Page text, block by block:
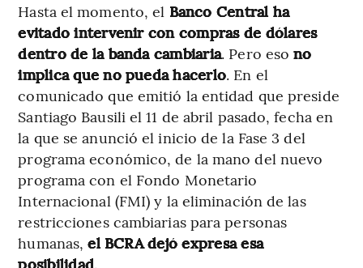
Hasta el momento, el Banco Central ha
evitado intervenir con compras de dólares
dentro de la banda cambiaria. Pero esono
implica que no pueda hacerlo. En el
comunicado que emitió la entidad que preside
Santiago Bausili el 11 de abril pasado, fecha en
la que se anunció el inicio de la Fase 3 del
programa económico, de la mano del nuevo
programa con el Fondo Monetario
Internacional (FMI) y la eliminación de las
restricciones cambiarias para personas
humanas,el BCRA dejó expresa esa
posibilidad.